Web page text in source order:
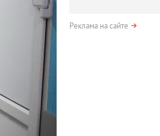
Реклама на сайте